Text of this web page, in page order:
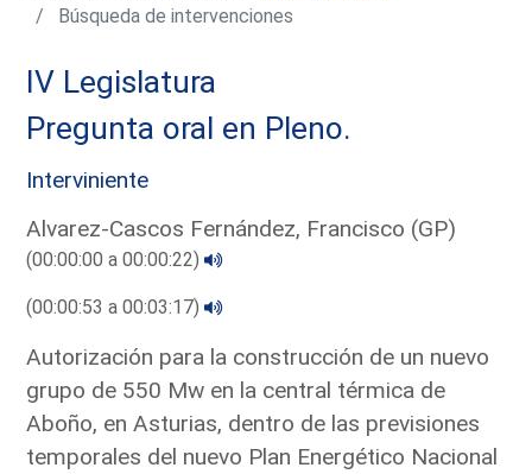
Búsqueda de intervenciones
IV Legislatura
Pregunta oral en Pleno.
Interviniente
Alvarez-Cascos Fernández, Francisco (GP)
(00:00:00 a 00:00:22)
(00:00:53 a 00:03:17)
Autorización para la construcción de un nuevo
grupo de 550 Mw en la central térmica de
Aboño, en Asturias, dentro de las previsiones
temporales del nuevo Plan Energético Nacional